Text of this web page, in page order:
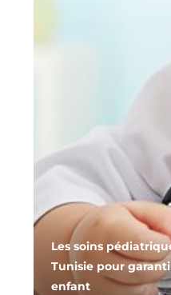
Les soins
Tunisie pour
enfant